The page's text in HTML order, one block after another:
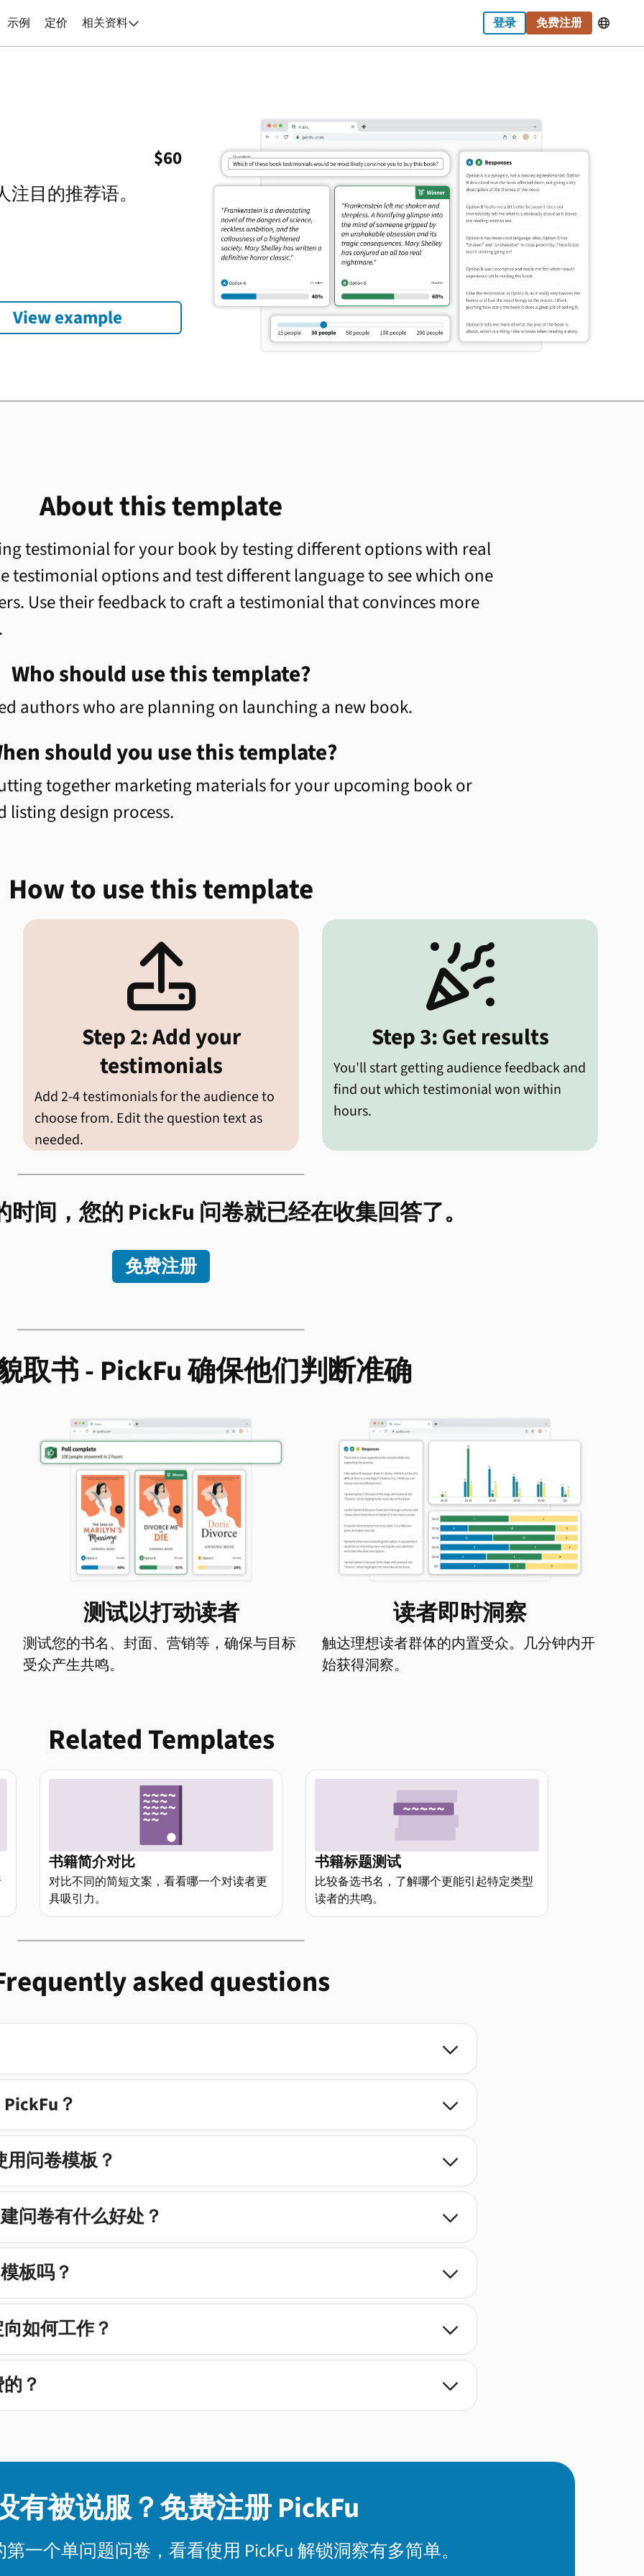
示例 定价 相关资料 登录 免费注册 
$60
目的推荐语。
View example
About this template
testimonial for your book by testing different options with real
testimonial options and test different language to see which one
Use their feedback to craft a testimonial that convinces more
Who should use this template?
authors who are planning on launching a new book.
should you use this template?
together marketing materials for your upcoming book or
design process.
How to use this template

Step 2: Add your
testimonials
Add 2-4 testimonials for the audience to
choose from. Edit the question text as
needed.

Step 3: Get results
You'll start getting audience feedback and
find out which testimonial won within
hours.
间，您的 PickFu 问卷就已经在收集回答了。
免费注册
取书 - PickFu 确保他们判断准确
测试以打动读者
测试您的书名、封面、营销等，确保与目标
受众产生共鸣。
读者即时洞察
触达理想读者群体的内置受众。几分钟内开
始获得洞察。
Related Templates
书籍简介对比
对比不同的简短文案，看看哪一个对读者更
具吸引力。
书籍标题测试
比较备选书名，了解哪个更能引起特定类型
读者的共鸣。
asked questions

？ 
用问卷模板？ 
问卷有什么好处？ 
板吗？ 
如何工作？ 
？ 
有被说服？免费注册 PickFu
一个单问题问卷，看看使用 PickFu 解锁洞察有多简单。